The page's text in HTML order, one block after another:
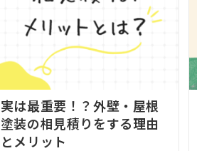
実は最重要！？外壁・屋根
塗装の相見積りをする理由
とメリット